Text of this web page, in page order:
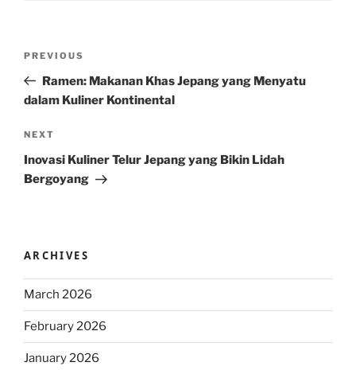
Previous
Post
PREVIOUS
Ramen: Makanan Khas Jepang yang Menyatu
dalam Kuliner Kontinental
Next
Post
NEXT
Inovasi Kuliner Telur Jepang yang Bikin Lidah
Bergoyang
ARCHIVES
March 2026
February 2026
January 2026